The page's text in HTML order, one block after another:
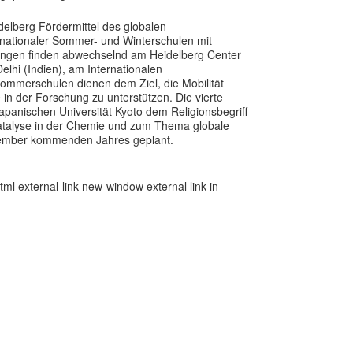
Fördermittel des globalen
Sommer- und Winterschulen mit
finden abwechselnd am Heidelberg Center
(Indien), am Internationalen
dienen dem Ziel, die Mobilität
der Forschung zu unterstützen. Die vierte
Universität Kyoto dem Religionsbegriff
in der Chemie und zum Thema globale
kommenden Jahres geplant.
external-link-new-window external link in